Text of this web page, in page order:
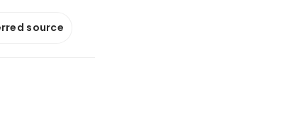
source